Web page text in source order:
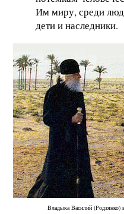
Им миру, среди
дети и наследники.
Владыка Василий (Родзянко)